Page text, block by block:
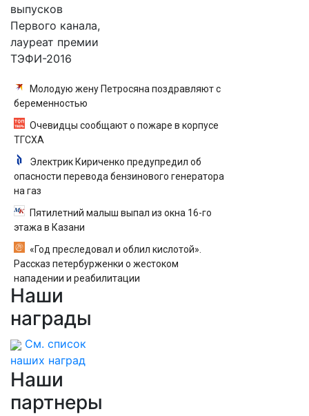
выпусков
Первого канала,
лауреат премии
ТЭФИ-2016
Молодую жену Петросяна поздравляют с
беременностью
Очевидцы сообщают о пожаре в корпусе
ТГСХА
Электрик Кириченко предупредил об
опасности перевода бензинового генератора
на газ
Пятилетний малыш выпал из окна 16-го
этажа в Казани
«Год преследовал и облил кислотой».
Рассказ петербурженки о жестоком
нападении и реабилитации
Наши
награды
См. список
наших наград
Наши
партнеры